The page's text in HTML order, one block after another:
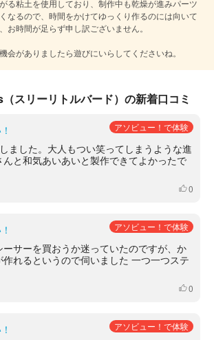
る粘土を使用しており、制作中も乾燥が進みパーツ
なるので、時間をかけてゆっくり作るのには向いて
お時間が足らず申し訳ございません。
会がありましたら遊びにいらしてくださいね。
スリーリトルバード）の新着口コミ
アソビュー！で体験
ました。大人もつい笑ってしまうような進
と和気あいあいと製作できてよかったで
いいね
0
アソビュー！で体験
サーを買おうか迷っていたのですが、か
れるというので伺いました 一つ一つステ
いいね
0
アソビュー！で体験